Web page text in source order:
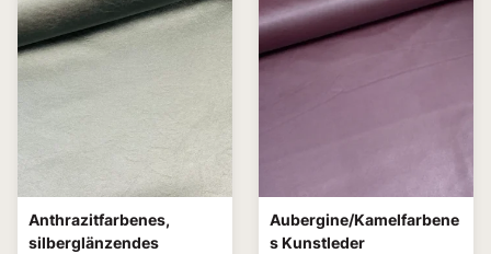
Anthrazitfarbenes,
silberglänzendes
Aubergine/Kamelfarbene
s Kunstleder